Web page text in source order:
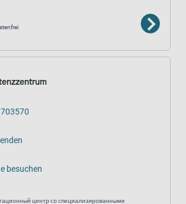
besuchen
центр со специализированными